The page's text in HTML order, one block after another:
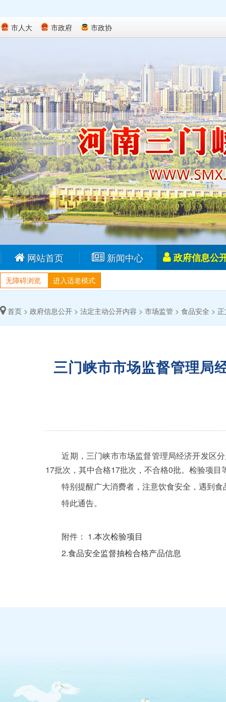
市人大 市政府 市政协
网站首页 新闻中心 政府信息公
无障碍浏览 进入适老模式
首页 > 政府信息公开 > 法定主动公开内容 > 市场监管 > 食品安全 >
三门峡市市场监督管理局
近期，三门峡市市场监督管理局经济开发区分
17批次，其中合格17批次，不合格0批。检验项目
特别提醒广大消费者，注意饮食安全，遇到食
特此通告。
附件： 1.本次检验项目
2.食品安全监督抽检合格产品信息